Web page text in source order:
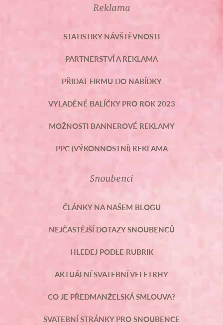
Reklama
STATISTIKY NÁVŠTĚVNOSTI
PARTNERSTVÍ A REKLAMA
PŘIDAT FIRMU DO NABÍDKY
VYLADĚNÉ BALÍČKY PRO ROK 2023
MOŽNOSTI BANNEROVÉ REKLAMY
PPC (VÝKONNOSTNÍ) REKLAMA
Snoubenci
ČLÁNKY NA NAŠEM BLOGU
NEJČASTĚJŠÍ DOTAZY SNOUBENCŮ
HLEDEJ PODLE RUBRIK
AKTUÁLNÍ SVATEBNÍ VELETRHY
CO JE PŘEDMANŽELSKÁ SMLOUVA?
SVATEBNÍ STRÁNKY PRO SNOUBENCE